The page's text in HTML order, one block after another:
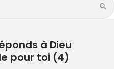
aider à Dieu
pour toi (4)